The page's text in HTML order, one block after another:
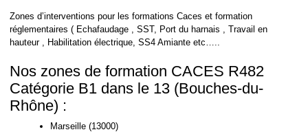
Zones d’interventions pour les formations Caces et formation
réglementaires ( Echafaudage , SST, Port du harnais , Travail en
hauteur , Habilitation électrique, SS4 Amiante etc…..
Nos zones de formation CACES R482
Catégorie B1 dans le 13 (Bouches-du-
Rhône) :
Marseille (13000)